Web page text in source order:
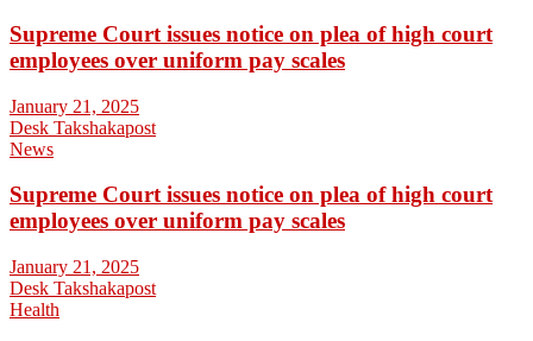
Supreme Court issues notice on plea of high court
employees over uniform pay scales
January 21, 2025
Desk Takshakapost
News
Supreme Court issues notice on plea of high court
employees over uniform pay scales
January 21, 2025
Desk Takshakapost
Health